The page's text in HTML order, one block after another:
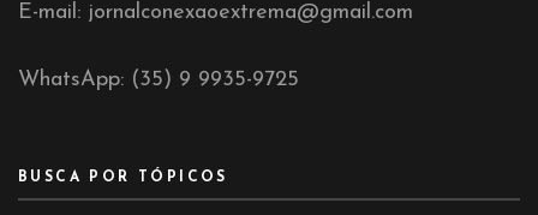
E-mail: jornalconexaoextrema@gmail.com
WhatsApp: (35) 9 9935-9725
BUSCA POR TÓPICOS